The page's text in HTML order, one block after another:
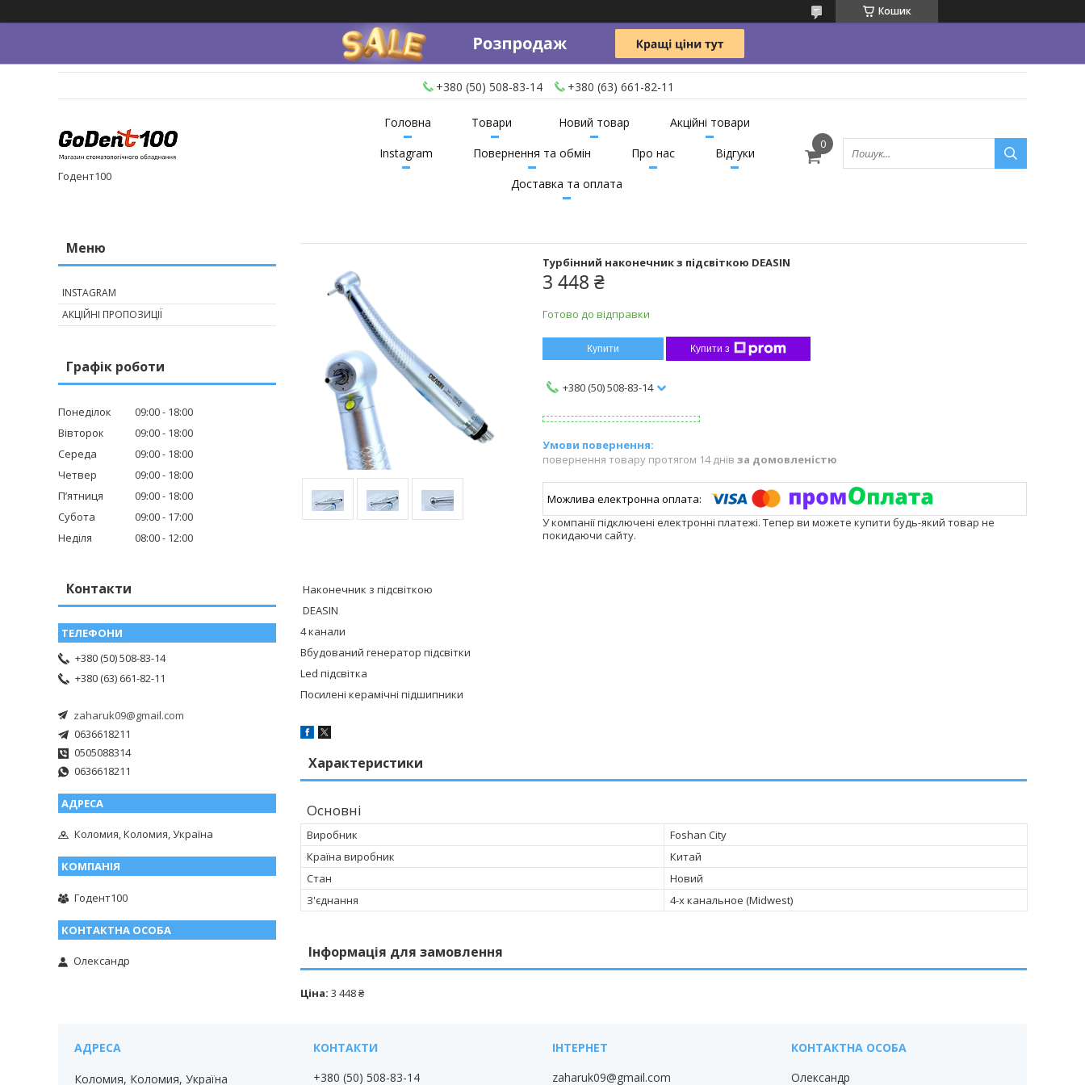
Кошик
+380 (50) 508-83-14 +380 (63) 661-82-11
Годент100
Головна Товари Новий товар
Акційні товари
Instagram
Повернення та обмін Про нас
Відгуки
Доставка та оплата
Турбінний наконечник з підсвіткою DEASIN
3 448 ₴
Готово до відправки
Купити Купити з
+380 (50) 508-83-14
повернення товару протягом 14 днів за домовленістю
У компанії підключені електронні платежі. Тепер ви можете купити будь-який товар не
покидаючи сайту.
Наконечник з підсвіткою
DEASIN
4 канали
Вбудований генератор підсвітки
Led підсвітка
Посилені керамічні підшипники
Характеристики
Основні
Виробник
Foshan City
Країна виробник
Китай
Стан
Новий
З'єднання
4-х канальное (Midwest)
Інформація для замовлення
Ціна: 3 448 ₴
INSTAGRAM
АКЦІЙНІ ПРОПОЗИЦІЇ
Графік роботи
Понеділок 09:00
18:00
Вівторок
09:00
18:00
Середа
09:00
18:00
Четвер
09:00
18:00
Пʼятниця
09:00
18:00
Субота
09:00
17:00
Неділя
08:00 12:00
Контакти
+380 (50) 508-83-14
+380 (63) 661-82-11
zaharuk09@gmail.com
0636618211
0505088314
0636618211
Коломия, Коломия, Україна
Годент100
Олександр
Коломия, Коломия, Україна +380 (50) 508-83-14 zaharuk09@gmail.com Олександр